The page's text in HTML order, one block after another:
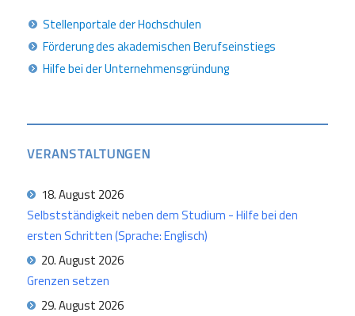
Stellenportale der Hochschulen
Förderung des akademischen Berufseinstiegs
Hilfe bei der Unternehmensgründung
VERANSTALTUNGEN
18. August 2026
Selbstständigkeit neben dem Studium - Hilfe bei den
ersten Schritten (Sprache: Englisch)
20. August 2026
Grenzen setzen
29. August 2026